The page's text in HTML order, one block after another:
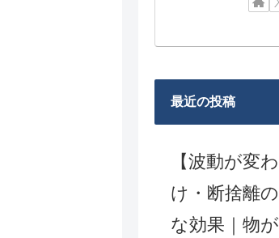
最近の投稿
【波動が変
け・断捨離
な効果｜物